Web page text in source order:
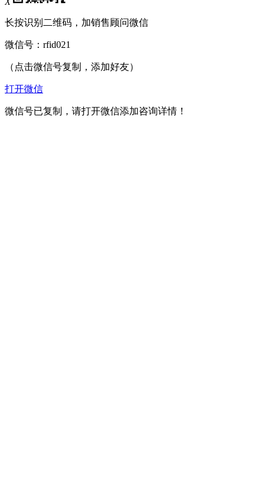
长按识别二维码，加销售顾问微信
微信号： rfid021
（点击微信号复制，添加好友）
打开微信
微信号已复制，请打开微信添加咨询详情！